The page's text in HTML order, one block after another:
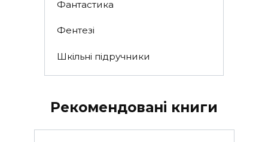
Фантастика
Фентезі
Шкільні підручники
Рекомендовані книги